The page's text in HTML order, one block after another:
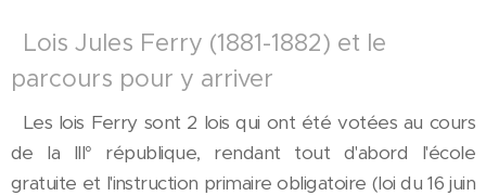
Lois Jules Ferry (1881-1882) et le
parcours pour y arriver
Les lois Ferry sont 2 lois qui ont été votées au cours
de la III° république, rendant tout d'abord l'école
gratuite et l'instruction primaire obligatoire (loi du 16 juin